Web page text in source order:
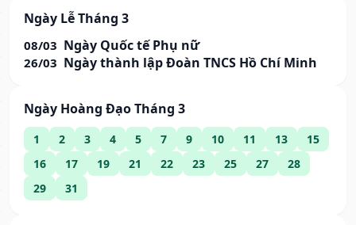
Ngày Lễ Tháng 3
08/03 Ngày Quốc tế Phụ nữ
26/03 Ngày thành lập Đoàn TNCS Hồ Chí Minh
Ngày Hoàng Đạo Tháng 3
1 2 3 4 5 7 9 10 11 13
15
16
17 19 21 22 23 25 27
28
29
31